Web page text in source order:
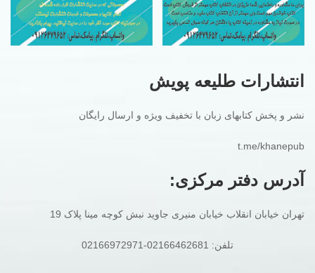
انتشارات طلیعه پویش
نشر و پخش کتابهای زبان با تخفیف ویژه و ارسال رایگان
t.me/khanepub
آدرس دفتر مرکزی:
تهران خیابان انقلاب خیابان منیری جاوید نبش کوچه مینا پلاک 19
تلفن: 02166462681-02166972971